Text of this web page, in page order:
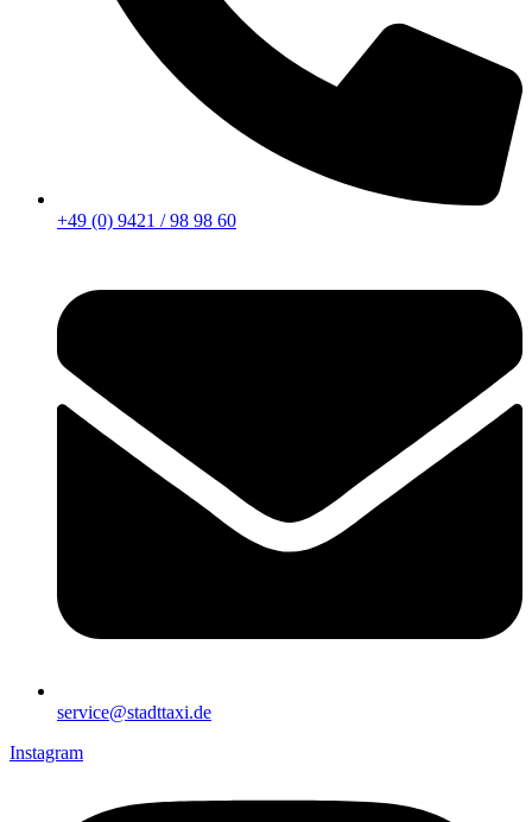
+49 (0) 9421 / 98 98 60
service@stadttaxi.de
Instagram